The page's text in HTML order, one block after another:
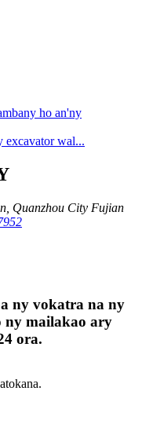
ho an'ny
excavator wal...
Quanzhou City Fujian
ny vokatra na ny
ny mailakao ary
ora.